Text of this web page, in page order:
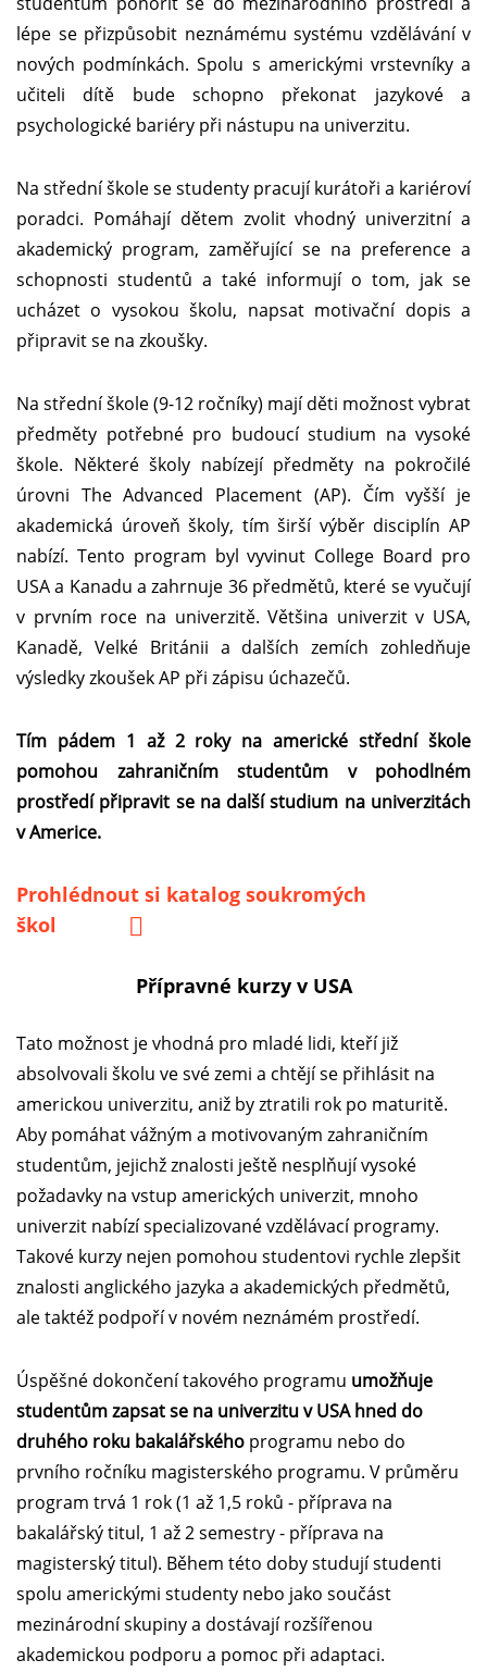
lépe se přizpůsobit neznámému systému vzdělávání v
nových podmínkách. Spolu s americkými vrstevníky a
učiteli dítě bude schopno překonat jazykové a
psychologické bariéry při nástupu na univerzitu.
Na střední škole se studenty pracují kurátoři a kariéroví
poradci. Pomáhají dětem zvolit vhodný univerzitní a
akademický program, zaměřující se na preference a
schopnosti studentů a také informují o tom, jak se
ucházet o vysokou školu, napsat motivační dopis a
připravit se na zkoušky.
Na střední škole (9-12 ročníky) mají děti možnost vybrat
předměty potřebné pro budoucí studium na vysoké
škole. Některé školy nabízejí předměty na pokročilé
úrovni The Advanced Placement (AP). Čím vyšší je
akademická úroveň školy, tím širší výběr disciplín AP
nabízí. Tento program byl vyvinut College Board pro
USA a Kanadu a zahrnuje 36 předmětů, které se vyučují
v prvním roce na univerzitě. Většina univerzit v USA,
Kanadě, Velké Británii a dalších zemích zohledňuje
výsledky zkoušek AP při zápisu úchazečů.
Tím pádem 1 až 2 roky na americké střední škole
pomohou zahraničním studentům v pohodlném
prostředí připravit se na další studium na univerzitách
v Americe.
Prohlédnout si katalog soukromých
škol
Přípravné kurzy v USA
Tato možnost je vhodná pro mladé lidi, kteří již
absolvovali školu ve své zemi a chtějí se přihlásit na
americkou univerzitu, aniž by ztratili rok po maturitě.
Aby pomáhat vážným a motivovaným zahraničním
studentům, jejichž znalosti ještě nesplňují vysoké
požadavky na vstup amerických univerzit, mnoho
univerzit nabízí specializované vzdělávací programy.
Takové kurzy nejen pomohou studentovi rychle zlepšit
znalosti anglického jazyka a akademických předmětů,
ale taktéž podpoří v novém neznámém prostředí.
Úspěšné dokončení takového programu umožňuje
studentům zapsat se na univerzitu v USA hned do
druhého roku bakalářského programu nebo do
prvního ročníku magisterského programu. V průměru
program trvá 1 rok (1 až 1,5 roků - příprava na
bakalářský titul, 1 až 2 semestry - příprava na
magisterský titul). Během této doby studují studenti
spolu americkými studenty nebo jako součást
mezinárodní skupiny a dostávají rozšířenou
akademickou podporu a pomoc při adaptaci.